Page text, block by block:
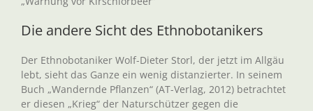
Die andere Sicht des Ethnobotanikers
Der Ethnobotaniker Wolf-Dieter Storl, der jetzt im Allgäu
lebt, sieht das Ganze ein wenig distanzierter. In seinem
Buch „Wandernde Pflanzen“ (AT-Verlag, 2012) betrachtet
er diesen „Krieg“ der Naturschützer gegen die